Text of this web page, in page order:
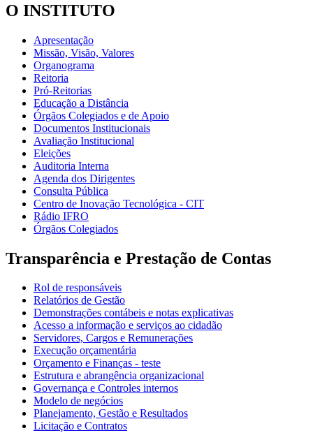
O INSTITUTO
Apresentação
Missão, Visão, Valores
Organograma
Reitoria
Pró-Reitorias
Educação a Distância
Órgãos Colegiados e de Apoio
Documentos Institucionais
Avaliação Institucional
Eleições
Auditoria Interna
Agenda dos Dirigentes
Consulta Pública
Centro de Inovação Tecnológica - CIT
Rádio IFRO
Órgãos Colegiados
Transparência e Prestação de Contas
Rol de responsáveis
Relatórios de Gestão
Demonstrações contábeis e notas explicativas
Acesso a informação e serviços ao cidadão
Servidores, Cargos e Remunerações
Execução orçamentária
Orçamento e Finanças - teste
Estrutura e abrangência organizacional
Governança e Controles internos
Modelo de negócios
Planejamento, Gestão e Resultados
Licitação e Contratos